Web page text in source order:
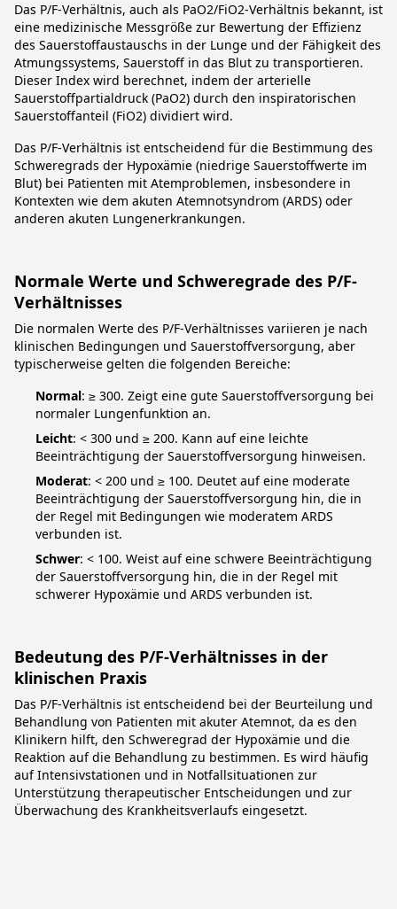
Das P/F-Verhältnis, auch als PaO2/FiO2-Verhältnis bekannt, ist
eine medizinische Messgröße zur Bewertung der Effizienz
des Sauerstoffaustauschs in der Lunge und der Fähigkeit des
Atmungssystems, Sauerstoff in das Blut zu transportieren.
Dieser Index wird berechnet, indem der arterielle
Sauerstoffpartialdruck (PaO2) durch den inspiratorischen
Sauerstoffanteil (FiO2) dividiert wird.
Das P/F-Verhältnis ist entscheidend für die Bestimmung des
Schweregrads der Hypoxämie (niedrige Sauerstoffwerte im
Blut) bei Patienten mit Atemproblemen, insbesondere in
Kontexten wie dem akuten Atemnotsyndrom (ARDS) oder
anderen akuten Lungenerkrankungen.
Normale Werte und Schweregrade des P/F-
Verhältnisses
Die normalen Werte des P/F-Verhältnisses variieren je nach
klinischen Bedingungen und Sauerstoffversorgung, aber
typischerweise gelten die folgenden Bereiche:
Normal: ≥ 300. Zeigt eine gute Sauerstoffversorgung bei
normaler Lungenfunktion an.
Leicht: < 300 und ≥ 200. Kann auf eine leichte
Beeinträchtigung der Sauerstoffversorgung hinweisen.
Moderat: < 200 und ≥ 100. Deutet auf eine moderate
Beeinträchtigung der Sauerstoffversorgung hin, die in
der Regel mit Bedingungen wie moderatem ARDS
verbunden ist.
Schwer: < 100. Weist auf eine schwere Beeinträchtigung
der Sauerstoffversorgung hin, die in der Regel mit
schwerer Hypoxämie und ARDS verbunden ist.
Bedeutung des P/F-Verhältnisses in der
klinischen Praxis
Das P/F-Verhältnis ist entscheidend bei der Beurteilung und
Behandlung von Patienten mit akuter Atemnot, da es den
Klinikern hilft, den Schweregrad der Hypoxämie und die
Reaktion auf die Behandlung zu bestimmen. Es wird häufig
auf Intensivstationen und in Notfallsituationen zur
Unterstützung therapeutischer Entscheidungen und zur
Überwachung des Krankheitsverlaufs eingesetzt.